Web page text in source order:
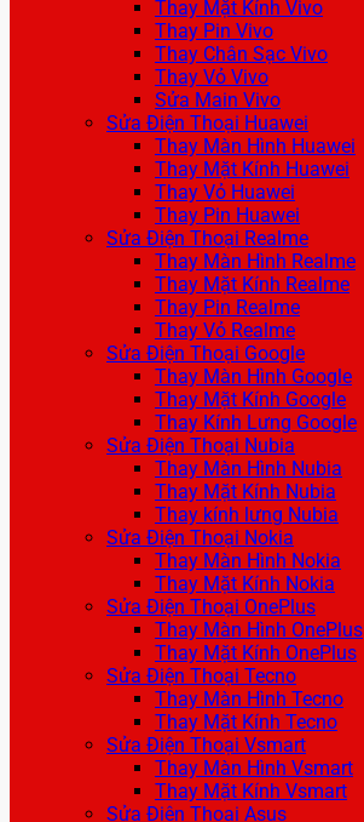
Thay Mặt Kính Vivo
Thay Pin Vivo
Thay Chân Sạc Vivo
Thay Vỏ Vivo
Sửa Main Vivo
Sửa Điện Thoại Huawei
Thay Màn Hình Huawei
Thay Mặt Kính Huawei
Thay Vỏ Huawei
Thay Pin Huawei
Sửa Điện Thoại Realme
Thay Màn Hình Realme
Thay Mặt Kính Realme
Thay Pin Realme
Thay Vỏ Realme
Sửa Điện Thoại Google
Thay Màn Hình Google
Thay Mặt Kính Google
Thay Kính Lưng Google
Sửa Điện Thoại Nubia
Thay Màn Hình Nubia
Thay Mặt Kính Nubia
Thay kính lưng Nubia
Sửa Điện Thoại Nokia
Thay Màn Hình Nokia
Thay Mặt Kính Nokia
Sửa Điện Thoại OnePlus
Thay Màn Hình OnePlus
Thay Mặt Kính OnePlus
Sửa Điện Thoại Tecno
Thay Màn Hình Tecno
Thay Mặt Kính Tecno
Sửa Điện Thoại Vsmart
Thay Màn Hình Vsmart
Thay Mặt Kính Vsmart
Sửa Điện Thoại Asus